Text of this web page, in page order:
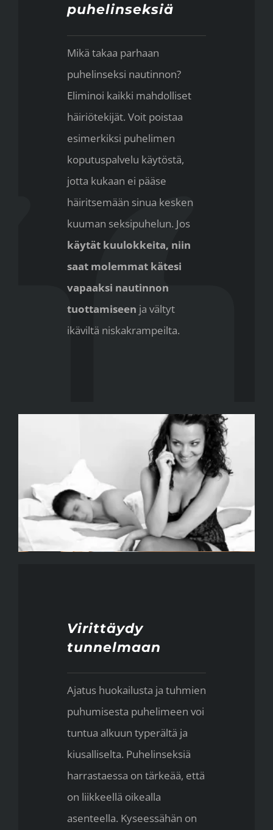
puhelinseksiä
Mikä takaa parhaan
puhelinseksi nautinnon?
Eliminoi kaikki mahdolliset
häiriötekijät. Voit poistaa
esimerkiksi puhelimen
koputuspalvelu käytöstä,
jotta kukaan ei pääse
häiritsemään sinua kesken
kuuman seksipuhelun. Jos
käytät kuulokkeita, niin
saat molemmat kätesi
vapaaksi nautinnon
tuottamiseen ja vältyt
ikäviltä niskakrampeilta.
Virittäydy
tunnelmaan
Ajatus huokailusta ja tuhmien
puhumisesta puhelimeen voi
tuntua alkuun typerältä ja
kiusalliselta. Puhelinseksiä
harrastaessa on tärkeää, että
on liikkeellä oikealla
asenteella. Kyseessähän on